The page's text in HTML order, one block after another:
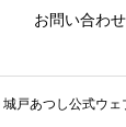
お問い合わせ
戸あつし公式ウェ